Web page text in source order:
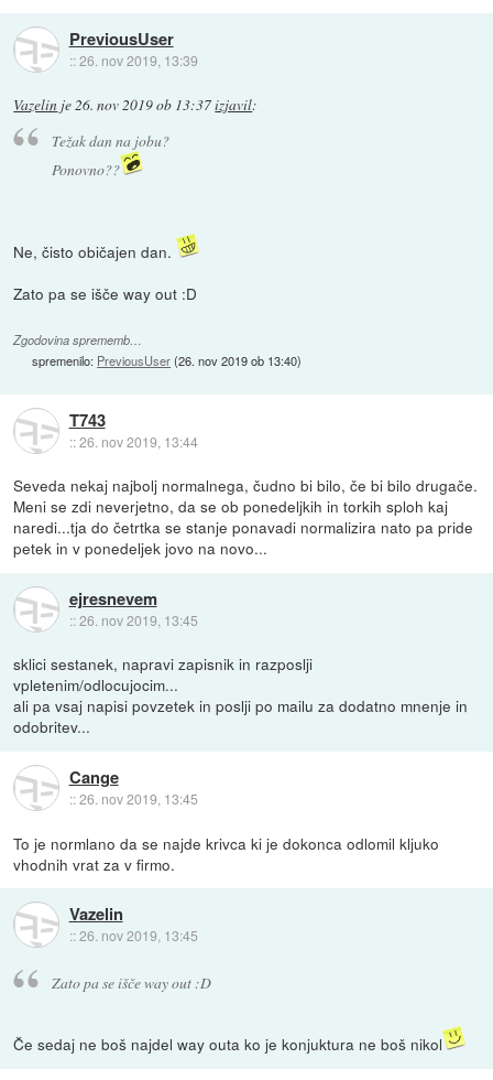
PreviousUser
::26. nov 2019, 13:39
Vazelin je26. nov 2019 ob 13:37izjavil:
Težak dan na jobu?
Ponovno??
Ne, čisto običajen dan.
Zato pa se išče way out :D
Zgodovina sprememb…
spremenilo: PreviousUser(26. nov 2019 ob 13:40)
T743
::26. nov 2019, 13:44
Seveda nekaj najbolj normalnega, čudno bi bilo, če bi bilo drugače.
Meni se zdi neverjetno, da se ob ponedeljkih in torkih sploh kaj
naredi...tja do četrtka se stanje ponavadi normalizira nato pa pride
petek in v ponedeljek jovo na novo...
ejresnevem
::26. nov 2019, 13:45
sklici sestanek, napravi zapisnik in razposlji
vpletenim/odlocujocim...
ali pa vsaj napisi povzetek in poslji po mailu za dodatno mnenje in
odobritev...
Cange
::26. nov 2019, 13:45
To je normlano da se najde krivca ki je dokonca odlomil kljuko
vhodnih vrat za v firmo.
Vazelin
::26. nov 2019, 13:45
Zato pa se išče way out :D
Če sedaj ne boš najdel way outa ko je konjuktura ne boš nikol